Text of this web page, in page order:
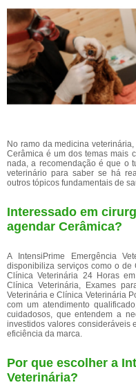
No ramo da medicina
Cerâmica é um dos temas mais
nada, a recomendação é que o
veterinário para saber se há
outros tópicos fundamentais de
Interessado em
agendar Cerâmica?
A IntensiPrime Emergência
disponibiliza serviços como o de
Clínica Veterinária 24 Horas
Clínica Veterinária, Exames
Veterinária e Clínica Veterinária
com um atendimento
cuidadosos, que entendem a
investidos valores consideráveis
eficiência da marca.
Por que escolher a
Veterinária?